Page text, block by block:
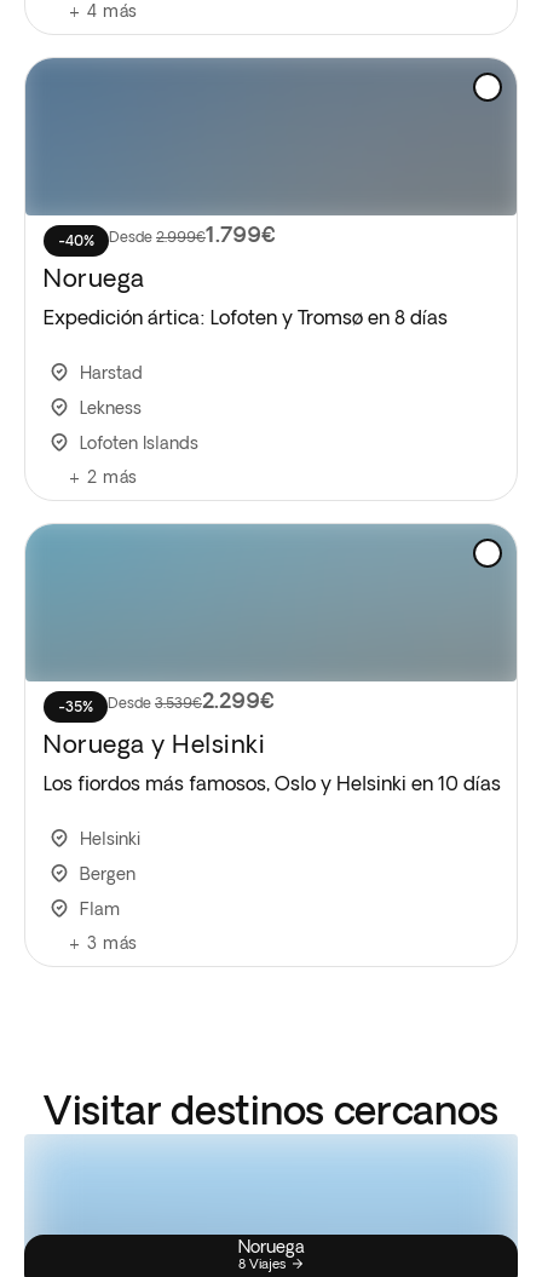
+ 4 más
-40% Desde 2.999€1.799€
Noruega
Expedición ártica: Lofoten y Tromsø en 8 días
Harstad
Lekness
Lofoten Islands
+ 2 más
-35% Desde 3.539€2.299€
Noruega y Helsinki
Los fiordos más famosos, Oslo y Helsinki en 10 días
Helsinki
Bergen
Flam
+ 3 más
Visitar destinos cercanos
Noruega
8 Viajes